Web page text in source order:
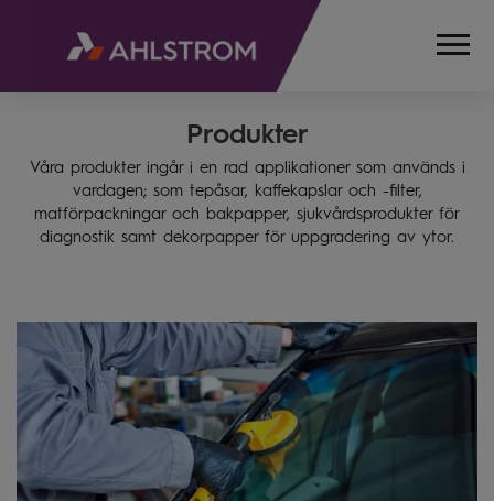
ENGLISH)
Produkter
Våra produkter ingår i en rad applikationer som används i
vardagen; som tepåsar, kaffekapslar och -filter,
matförpackningar och bakpapper, sjukvårdsprodukter för
diagnostik samt dekorpapper för uppgradering av ytor.